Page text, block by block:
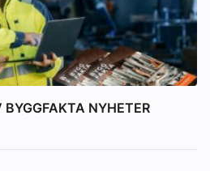
BYGGFAKTA NYHETER